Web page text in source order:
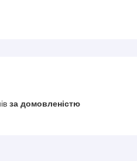
за домовленістю